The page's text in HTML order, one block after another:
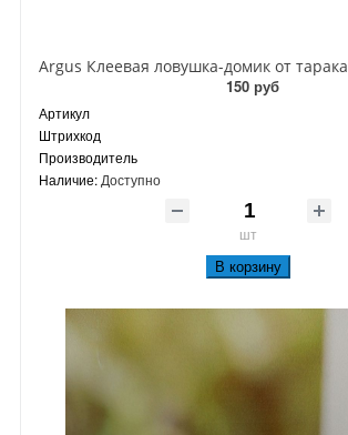
150 руб
Артикул
Штрихкод
Производитель
Наличие: Доступно
шт
В корзину